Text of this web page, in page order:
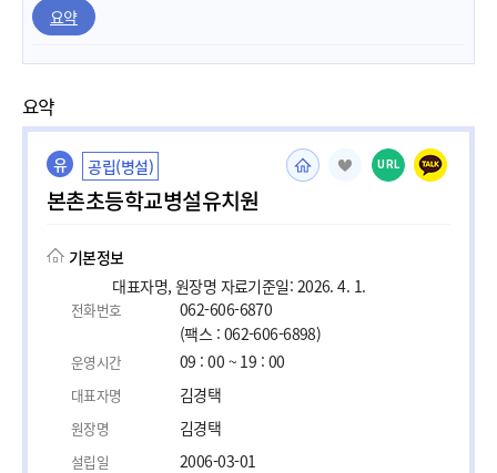
요약
요약
유 공립(병설)
본촌초등학교병설유치원
URL
기본정보
대표자명, 원장명 자료기준일: 2026. 4. 1.
전화번호
062-606-6870
(팩스 : 062-606-6898)
운영시간 09 : 00 ~ 19 : 00
대표자명 김경택
원장명 김경택
설립일 2006-03-01